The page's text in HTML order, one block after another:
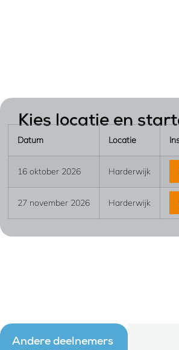
Kies locatie en
Datum Locatie
16 oktober 2026 Harderwijk
27 november 2026 Harderwijk
Andere deelnemers